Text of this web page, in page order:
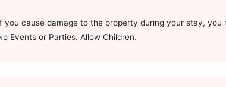
you cause damage to the property during your stay, you
Events or Parties. Allow Children.